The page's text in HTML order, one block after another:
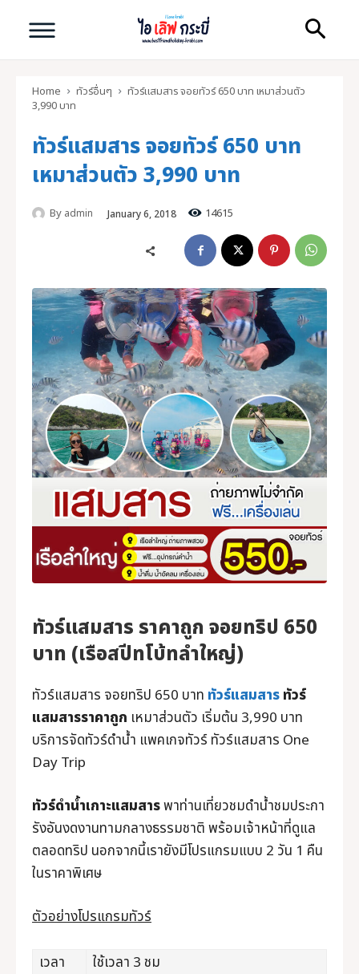
Search
ทัวร์กระบี่ คุณภาพดี
หน้าแรก
ทัวร์กระบี่
ที่เที่ยวกระบี่
ทัวร์ภูเก็ต
ทัวร์แสมสาร
บริการอื่นๆ
ภาพประทับใจ
ติดต่อเรา
Home ทัวร์อื่นๆ
ทัวร์แสมสาร จอยทัวร์ 650 บาท เหมาส่วนตัว
3,990 บาท
ทัวร์แสมสาร จอยทัวร์ 650 บาท
เหมาส่วนตัว 3,990 บาท
By admin January 6, 2018 14615
ทัวร์แสมสาร ราคาถูก จอยทริป 650
บาท (เรือสปีทโบ้ทลำใหญ่)
ทัวร์แสมสาร จอยทริป 650 บาท ทัวร์แสมสารทัวร์
แสมสารราคาถูก เหมาส่วนตัว เริ่มต้น 3,990 บาท
บริการจัดทัวร์ดำน้ำ แพคเกจทัวร์ ทัวร์แสมสาร One
Day Trip
ทัวร์ดำน้ำเกาะแสมสารพาท่านเที่ยวชมดำน้ำชมประกา
รังอันงดงานทามกลางธรรมชาติ พร้อมเจ้าหน้าที่ดูแล
ตลอดทริป นอกจากนี้เรายังมีโปรแกรมแบบ 2 วัน 1 คืน
ในราคาพิเศษ
ตัวอย่างโปรแกรมทัวร์
เวลา
ใช้เวลา 3 ชม